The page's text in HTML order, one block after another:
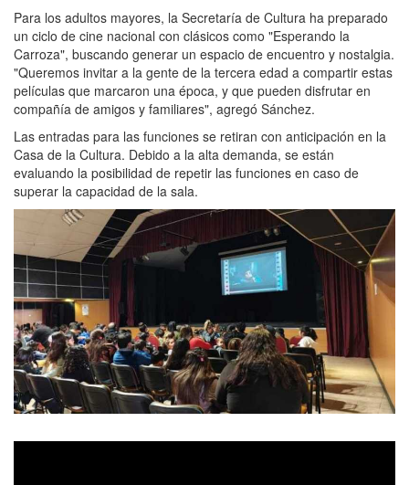
Para los adultos mayores, la Secretaría de Cultura ha preparado
un ciclo de cine nacional con clásicos como "Esperando la
Carroza", buscando generar un espacio de encuentro y nostalgia.
"Queremos invitar a la gente de la tercera edad a compartir estas
películas que marcaron una época, y que pueden disfrutar en
compañía de amigos y familiares", agregó Sánchez.
Las entradas para las funciones se retiran con anticipación en la
Casa de la Cultura. Debido a la alta demanda, se están
evaluando la posibilidad de repetir las funciones en caso de
superar la capacidad de la sala.